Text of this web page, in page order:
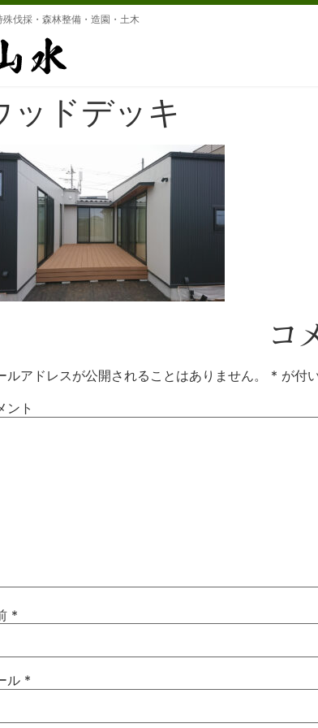
伐採・森林整備・造園・土木
ッドデッキ
コ
ルアドレスが公開されることはありません。 * が付
ント
*
ル *